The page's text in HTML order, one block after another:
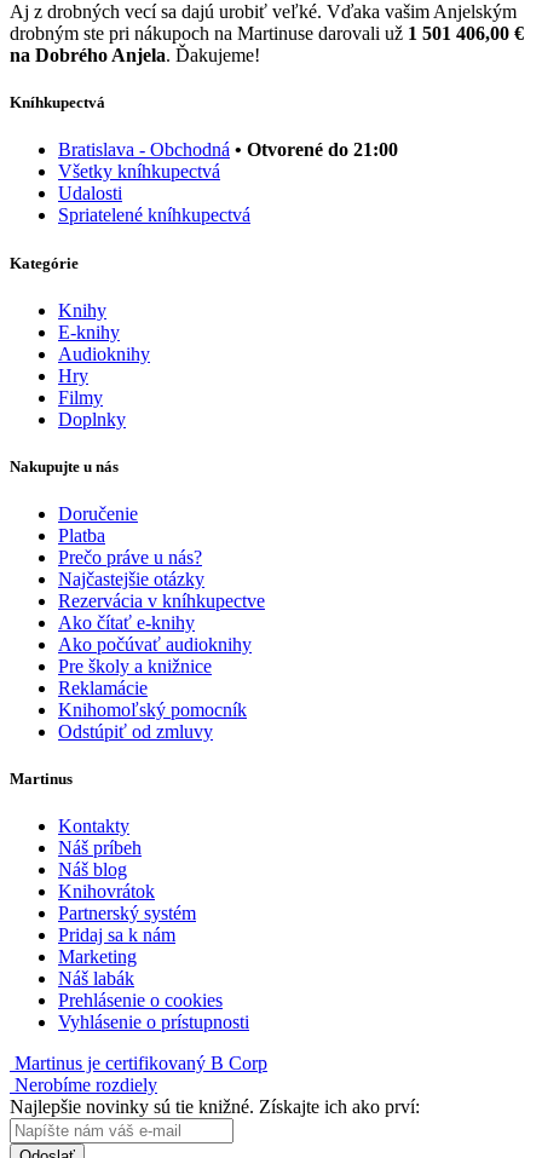
Aj z drobných vecí sa dajú urobiť veľké. Vďaka vašim Anjelským
drobným ste pri nákupoch na Martinuse darovali už 1 501 406,00 €
na Dobrého Anjela. Ďakujeme!
Kníhkupectvá
Bratislava - Obchodná • Otvorené do 21:00
Všetky kníhkupectvá
Udalosti
Spriatelené kníhkupectvá
Kategórie
Knihy
E-knihy
Audioknihy
Hry
Filmy
Doplnky
Nakupujte u nás
Doručenie
Platba
Prečo práve u nás?
Najčastejšie otázky
Rezervácia v kníhkupectve
Ako čítať e-knihy
Ako počúvať audioknihy
Pre školy a knižnice
Reklamácie
Knihomoľský pomocník
Odstúpiť od zmluvy
Martinus
Kontakty
Náš príbeh
Náš blog
Knihovrátok
Partnerský systém
Pridaj sa k nám
Marketing
Náš labák
Prehlásenie o cookies
Vyhlásenie o prístupnosti
Martinus je certifikovaný B Corp
Nerobíme rozdiely
Najlepšie novinky sú tie knižné. Získajte ich ako prví: